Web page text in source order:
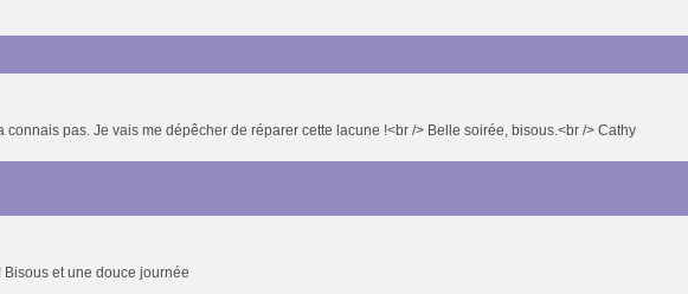
pas. Je vais me dépêcher de réparer cette lacune !<br /> Belle soirée, bisous.<br /> Cathy
et une douce journée